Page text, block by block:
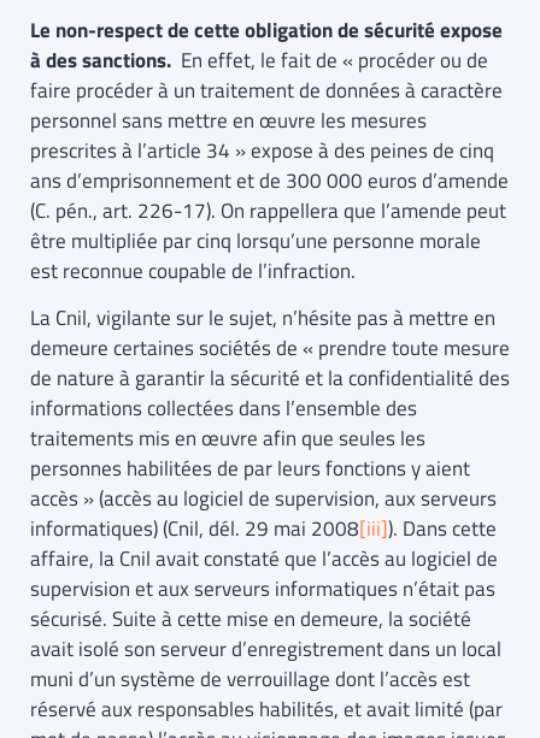
Le non-respect de cette obligation de sécurité expose
à des sanctions. En effet, le fait de « procéder ou de
faire procéder à un traitement de données à caractère
personnel sans mettre en œuvre les mesures
prescrites à l’article 34 » expose à des peines de cinq
ans d’emprisonnement et de 300 000 euros d’amende
(C. pén., art. 226-17). On rappellera que l’amende peut
être multipliée par cinq lorsqu’une personne morale
est reconnue coupable de l’infraction.
La Cnil, vigilante sur le sujet, n’hésite pas à mettre en
demeure certaines sociétés de « prendre toute mesure
de nature à garantir la sécurité et la confidentialité des
informations collectées dans l’ensemble des
traitements mis en œuvre afin que seules les
personnes habilitées de par leurs fonctions y aient
accès » (accès au logiciel de supervision, aux serveurs
informatiques) (Cnil, dél. 29 mai 2008[iii]). Dans cette
affaire, la Cnil avait constaté que l’accès au logiciel de
supervision et aux serveurs informatiques n’était pas
sécurisé. Suite à cette mise en demeure, la société
avait isolé son serveur d’enregistrement dans un local
muni d’un système de verrouillage dont l’accès est
réservé aux responsables habilités, et avait limité (par